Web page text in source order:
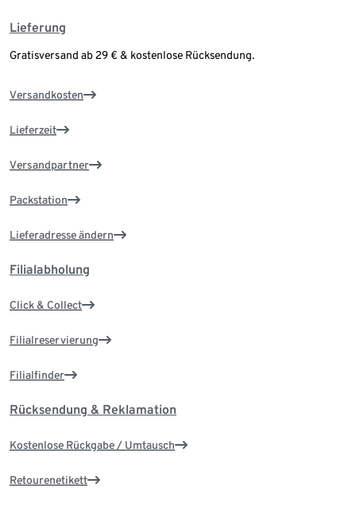
Lieferung
Gratisversand ab 29 € & kostenlose Rücksendung.
Versandkosten
Lieferzeit
Versandpartner
Packstation
Lieferadresse ändern
Filialabholung
Click & Collect
Filialreservierung
Filialfinder
Rücksendung & Reklamation
Kostenlose Rückgabe / Umtausch
Retourenetikett